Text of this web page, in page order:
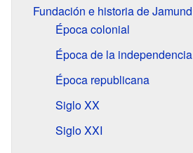
Fundación e historia de
Época colonial
Época de la independencia
Época republicana
Siglo XX
Siglo XXI